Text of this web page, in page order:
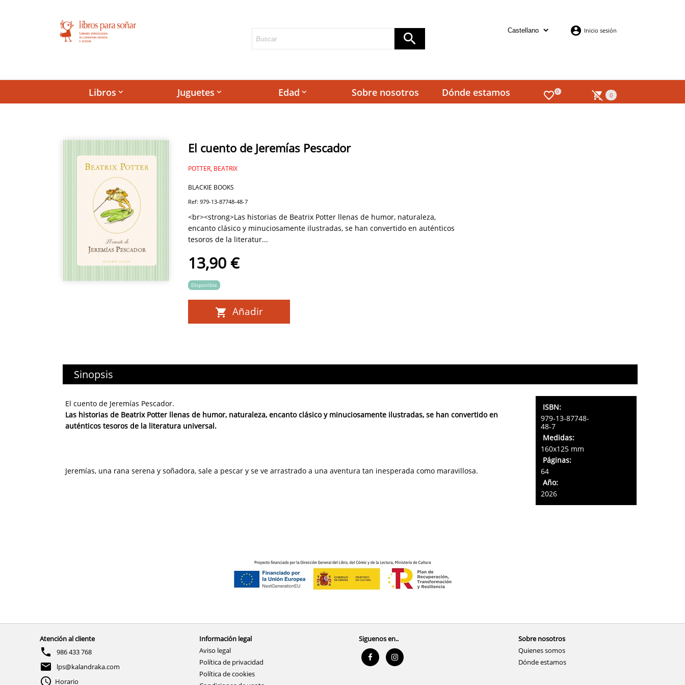
Inicio sesión
0 0
Libros keyboard_arrow_down Juguetes keyboard_arrow_down Edad keyboard_arrow_down Sobre nosotros Dónde estamos
El cuento de Jeremías Pescador
POTTER, BEATRIX
BLACKIE BOOKS
Ref: 979-13-87748-48-7
<br><strong>Las historias de Beatrix Potter llenas de humor, naturaleza,
encanto clásico y minuciosamente ilustradas, se han convertido en auténticos
tesoros de la literatur...
13,90 €
Disponible
Añadir
Sinopsis
El cuento de Jeremías Pescador.
Las historias de Beatrix Potter llenas de humor, naturaleza, encanto clásico y minuciosamente ilustradas, se han convertido en
auténticos tesoros de la literatura universal.
Jeremías, una rana serena y soñadora, sale a pescar y se ve arrastrado a una aventura tan inesperada como maravillosa.
ISBN:
979-13-87748-
48-7
Medidas:
160x125 mm
Páginas:
64
Año:
2026
Atención al cliente
986 433 768
lps@kalandraka.com
Horario
Información legal
Aviso legal
Política de privacidad
Política de cookies
Siguenos en..
Sobre nosotros
Quienes somos
Dónde estamos